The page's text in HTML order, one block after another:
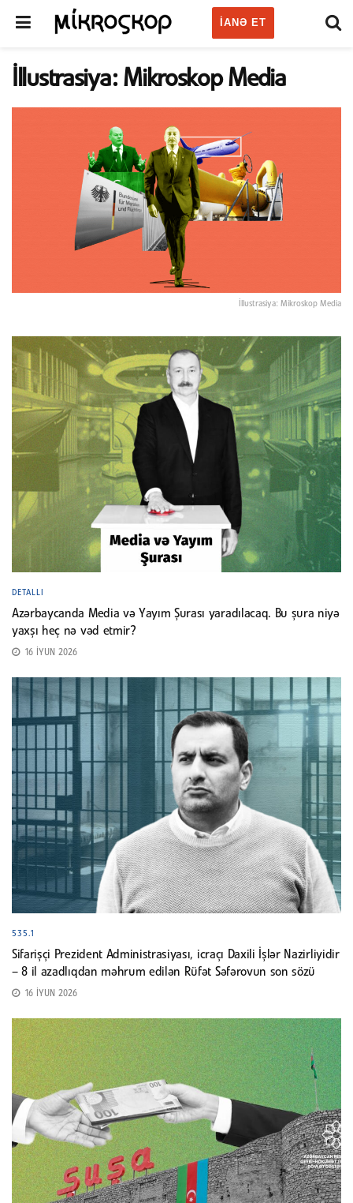
IANƏ ET
İllustrasiya: Mikroskop Media
İllustrasiya: Mikroskop Media
DETALLI
Azərbaycanda Media və Yayım Şurası yaradılacaq. Bu şura niyə
yaxşı heç nə vəd etmir?
16 İYUN 2026
535.1
Sifarişçi Prezident Administrasiyası, icraçı Daxili İşlər Nazirliyidir
– 8 il azadlıqdan məhrum edilən Rüfət Səfərovun son sözü
16 İYUN 2026